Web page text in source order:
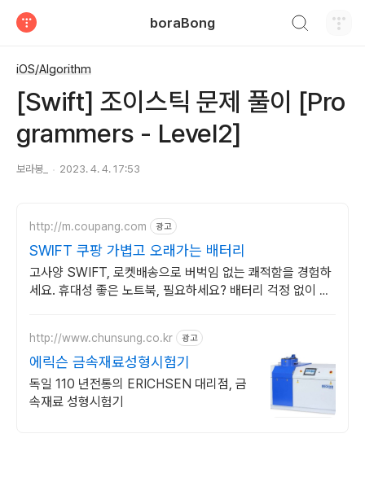
boraBong
iOS/Algorithm
[Swift] 조이스틱 문제 풀이 [Pro
grammers - Level2]
보라봉_ 2023. 4. 4. 17:53
http://m.coupang.com 광고
SWIFT 쿠팡 가볍고 오래가는 배터리
고사양 SWIFT, 로켓배송으로 버벅임 없는 쾌적함을 경험하
세요. 휴대성 좋은 노트북, 필요하세요? 배터리 걱정 없이 쿠
http://www.chunsung.co.kr 광고
에릭슨 금속재료성형시험기
독일 110 년전통의 ERICHSEN 대리점, 금
속재료 성형시험기